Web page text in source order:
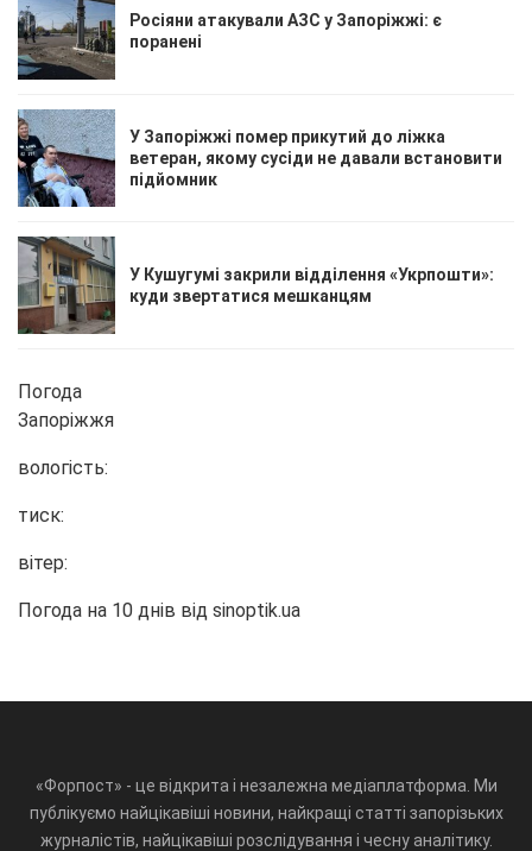
Росіяни атакували АЗС у Запоріжжі: є
поранені
У Запоріжжі помер прикутий до ліжка
ветеран, якому сусіди не давали встановити
підйомник
У Кушугумі закрили відділення «Укрпошти»:
куди звертатися мешканцям
Погода
Запоріжжя
вологість:
тиск:
вітер:
Погода на 10 днів від sinoptik.ua
«Форпост» - це відкрита і незалежна медіаплатформа. Ми
публікуємо найцікавіші новини, найкращі статті запорізьких
журналістів, найцікавіші розслідування і чесну аналітику.